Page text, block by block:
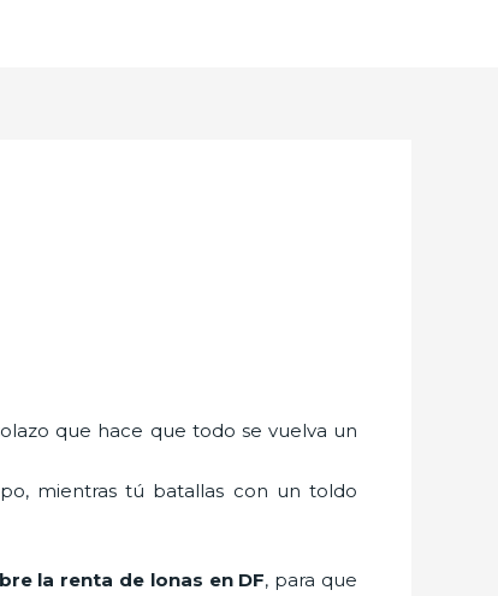
que hace que todo se vuelva un
mientras tú batallas con un toldo
la renta de lonas en DF, para que